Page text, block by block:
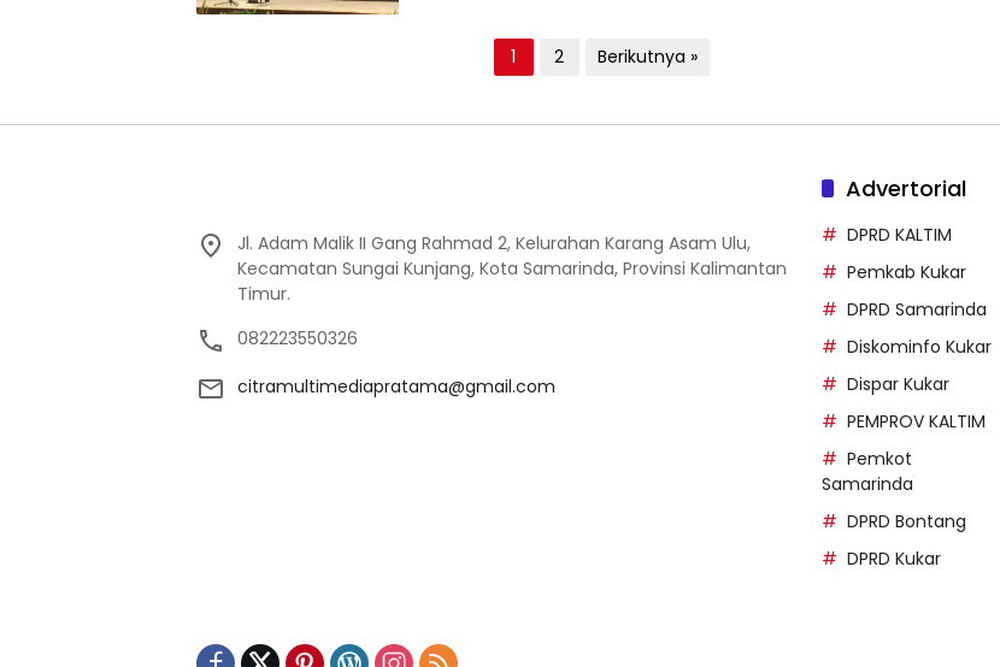
1 2 Berikutnya »
Jl. Adam Malik II Gang Rahmad 2, Kelurahan Karang Asam Ulu,
Kecamatan Sungai Kunjang, Kota Samarinda, Provinsi Kalimantan
Timur.
082223550326
citramultimediapratama@gmail.com
Advertorial
DPRD KALTIM
Pemkab Kukar
DPRD Samarinda
Diskominfo Kukar
Dispar Kukar
PEMPROV KALTIM
Pemkot
Samarinda
DPRD Bontang
DPRD Kukar